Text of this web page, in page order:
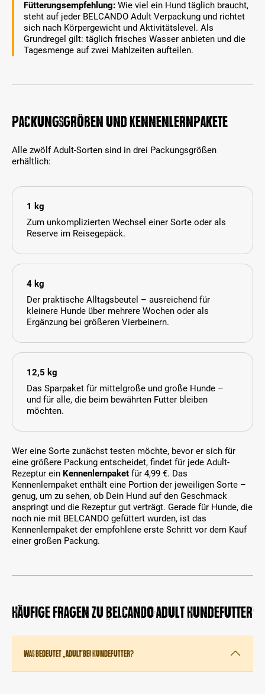
Fütterungsempfehlung: Wie viel ein Hund täglich braucht,
steht auf jeder BELCANDO Adult Verpackung und richtet
sich nach Körpergewicht und Aktivitätslevel. Als
Grundregel gilt: täglich frisches Wasser anbieten und die
Tagesmenge auf zwei Mahlzeiten aufteilen.
Packungsgrößen und Kennenlernpakete
Alle zwölf Adult-Sorten sind in drei Packungsgrößen
erhältlich:
1 kg
Zum unkomplizierten Wechsel einer Sorte oder als
Reserve im Reisegepäck.
4 kg
Der praktische Alltagsbeutel – ausreichend für
kleinere Hunde über mehrere Wochen oder als
Ergänzung bei größeren Vierbeinern.
12,5 kg
Das Sparpaket für mittelgroße und große Hunde –
und für alle, die beim bewährten Futter bleiben
möchten.
Wer eine Sorte zunächst testen möchte, bevor er sich für
eine größere Packung entscheidet, findet für jede Adult-
Rezeptur ein Kennenlernpaket für 4,99 €. Das
Kennenlernpaket enthält eine Portion der jeweiligen Sorte –
genug, um zu sehen, ob Dein Hund auf den Geschmack
anspringt und die Rezeptur gut verträgt. Gerade für Hunde, die
noch nie mit BELCANDO gefüttert wurden, ist das
Kennenlernpaket der empfohlene erste Schritt vor dem Kauf
einer großen Packung.
Häufige Fragen zu BELCANDO Adult Hundefutter
Was bedeutet „Adult“ bei Hundefutter?